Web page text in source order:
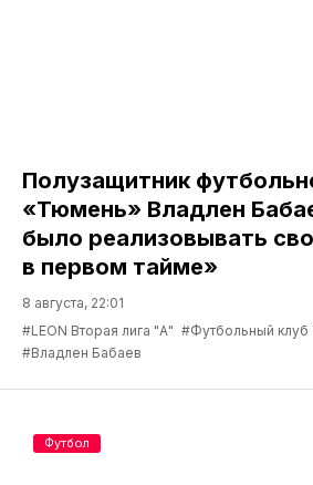
Полузащитник
«Тюмень» Владлен
было реализовывать
в первом тайме»
8 августа, 22:01
#LEON Вторая лига "А" #Футбольный
#Владлен Бабаев
Футбол